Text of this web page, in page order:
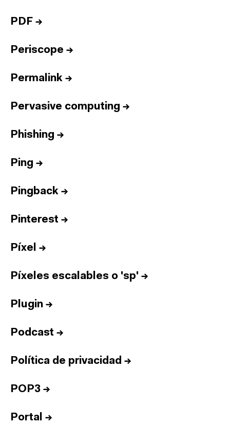
PDF →
Periscope →
Permalink →
Pervasive computing →
Phishing →
Ping →
Pingback →
Pinterest →
Píxel →
Píxeles escalables o 'sp' →
Plugin →
Podcast →
Política de privacidad →
POP3 →
Portal →